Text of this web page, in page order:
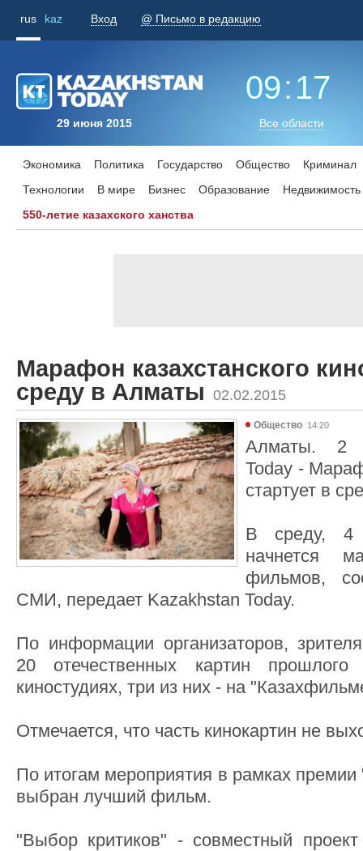
rus kaz Вход @ Письмо в редакцию
29 июня 2015
09:17
Все области
Экономика Политика Государство Общество
Криминал
Технологии
В мире Бизнес Образование
Недвижимость
550-летие казахского ханства
Марафон казахстанского
среду в Алматы 02.02.2015
Общество 14:20
Алматы. 2
Today -
стартует в
В среду, 4
начнется
фильмов,
СМИ, передает Kazakhstan Today.
По информации организаторов,
20 отечественных картин
киностудиях, три из них - на
Отмечается, что часть кинокартин не
По итогам мероприятия в рамках
выбран лучший фильм.
"Выбор критиков" - совместный